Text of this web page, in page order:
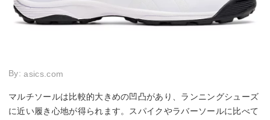
By:asics.com
マルチソールは比較的大きめの凹凸があり、ランニングシューズ
に近い履き心地が得られます。スパイクやラバーソールに比べて